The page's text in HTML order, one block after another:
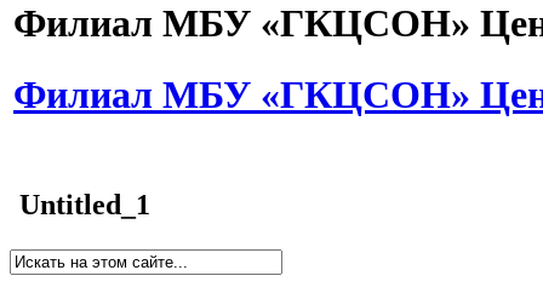
Филиал МБУ «ГКЦСОН»
Филиал МБУ «ГКЦСОН»
Untitled_1